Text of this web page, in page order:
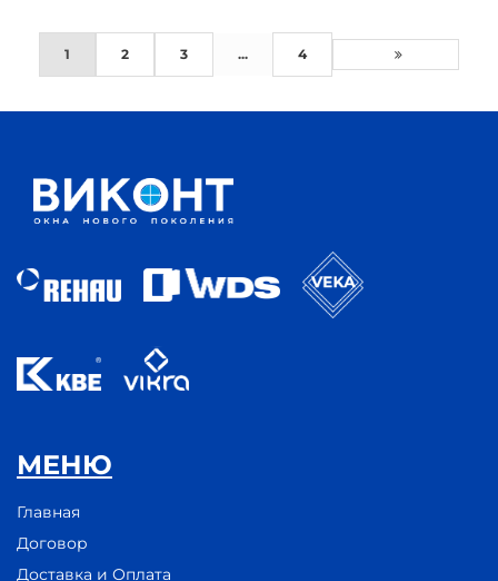
1 2 3 ... 4
МЕНЮ
Главная
Договор
Доставка и Оплата